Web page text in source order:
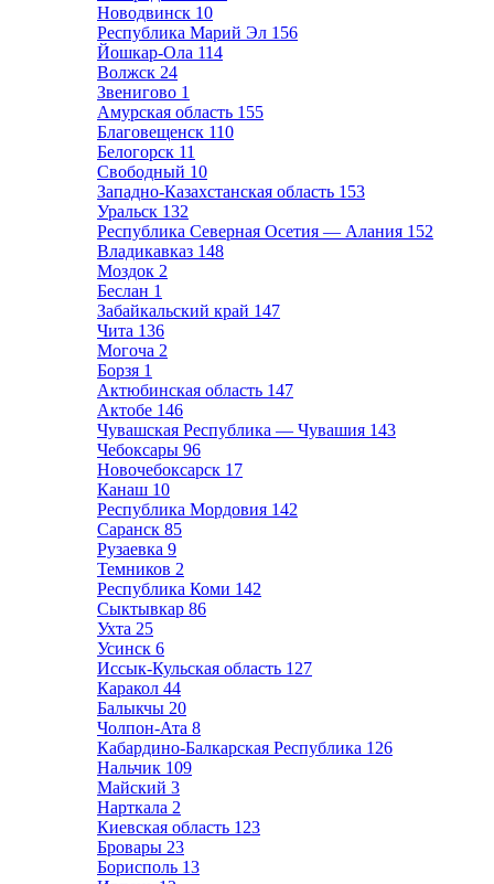
Новодвинск 10
Республика Марий Эл 156
Йошкар-Ола 114
Волжск 24
Звенигово 1
Амурская область 155
Благовещенск 110
Белогорск 11
Свободный 10
Западно-Казахстанская область 153
Уральск 132
Республика Северная Осетия — Алания 152
Владикавказ 148
Моздок 2
Беслан 1
Забайкальский край 147
Чита 136
Могоча 2
Борзя 1
Актюбинская область 147
Актобе 146
Чувашская Республика — Чувашия 143
Чебоксары 96
Новочебоксарск 17
Канаш 10
Республика Мордовия 142
Саранск 85
Рузаевка 9
Темников 2
Республика Коми 142
Сыктывкар 86
Ухта 25
Усинск 6
Иссык-Кульская область 127
Каракол 44
Балыкчы 20
Чолпон-Ата 8
Кабардино-Балкарская Республика 126
Нальчик 109
Майский 3
Нарткала 2
Киевская область 123
Бровары 23
Борисполь 13